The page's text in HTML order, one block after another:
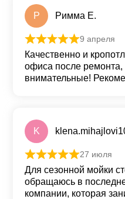
Р Римма Е.
Оценка из 5
9 апреля
Качественно и
офиса после
внимательные!
K
Оценка
27 июля
Для сезонной мойки
обращаюсь в
компании, которая